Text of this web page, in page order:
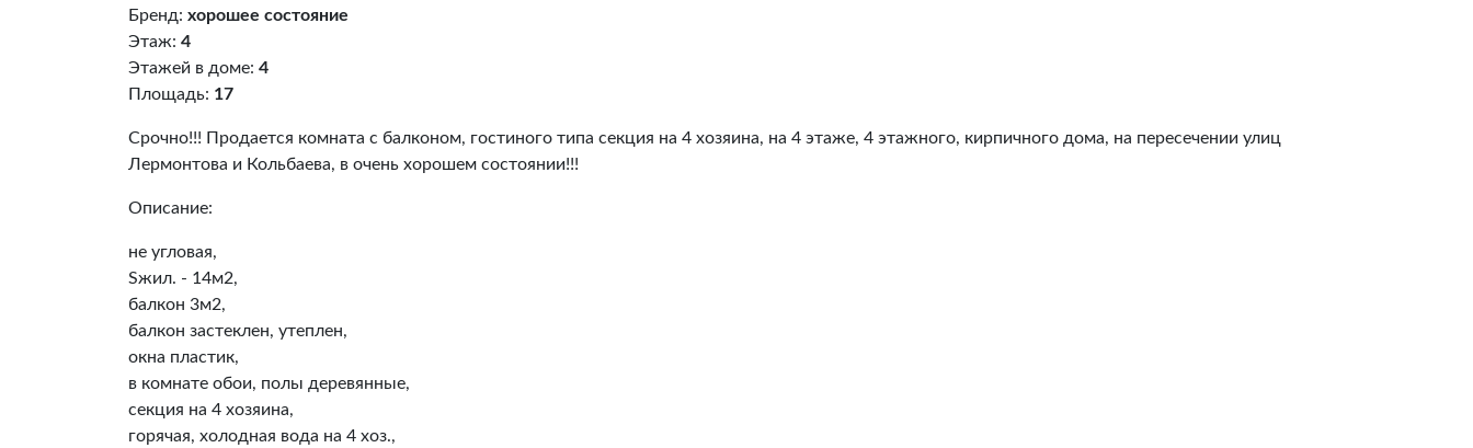
Бренд: хорошее состояние
Этаж: 4
Этажей в доме: 4
Площадь: 17
Срочно!!! Продается комната с балконом, гостиного типа секция на 4 хозяина, на 4 этаже, 4 этажного, кирпичного дома, на пересечении улиц
Лермонтова и Кольбаева, в очень хорошем состоянии!!!
Описание:
не угловая,
Sжил. - 14м2,
балкон 3м2,
балкон застеклен, утеплен,
окна пластик,
в комнате обои, полы деревянные,
секция на 4 хозяина,
горячая, холодная вода на 4 хоз.,